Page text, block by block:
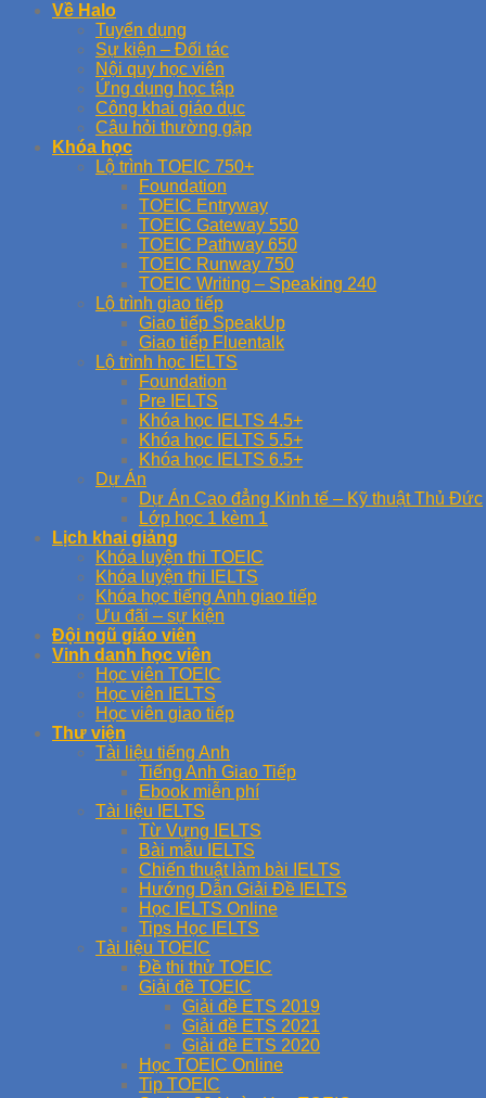
Về Halo
Tuyển dụng
Sự kiện – Đối tác
Nội quy học viên
Ứng dụng học tập
Công khai giáo dục
Câu hỏi thường gặp
Khóa học
Lộ trình TOEIC 750+
Foundation
TOEIC Entryway
TOEIC Gateway 550
TOEIC Pathway 650
TOEIC Runway 750
TOEIC Writing – Speaking 240
Lộ trình giao tiếp
Giao tiếp SpeakUp
Giao tiếp Fluentalk
Lộ trình học IELTS
Foundation
Pre IELTS
Khóa học IELTS 4.5+
Khóa học IELTS 5.5+
Khóa học IELTS 6.5+
Dự Án
Dự Án Cao đẳng Kinh tế – Kỹ thuật Thủ Đức
Lớp học 1 kèm 1
Lịch khai giảng
Khóa luyện thi TOEIC
Khóa luyện thi IELTS
Khóa học tiếng Anh giao tiếp
Ưu đãi – sự kiện
Đội ngũ giáo viên
Vinh danh học viên
Học viên TOEIC
Học viên IELTS
Học viên giao tiếp
Thư viện
Tài liệu tiếng Anh
Tiếng Anh Giao Tiếp
Ebook miễn phí
Tài liệu IELTS
Từ Vựng IELTS
Bài mẫu IELTS
Chiến thuật làm bài IELTS
Hướng Dẫn Giải Đề IELTS
Học IELTS Online
Tips Học IELTS
Tài liệu TOEIC
Đề thi thử TOEIC
Giải đề TOEIC
Giải đề ETS 2019
Giải đề ETS 2021
Giải đề ETS 2020
Học TOEIC Online
Tip TOEIC